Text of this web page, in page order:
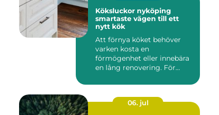
Köksluckor nyköping
smartaste vägen till ett
nytt kök
Att förnya köket behöver
varken kosta en
förmögenhet eller innebära
en lång renovering. För
06. jul